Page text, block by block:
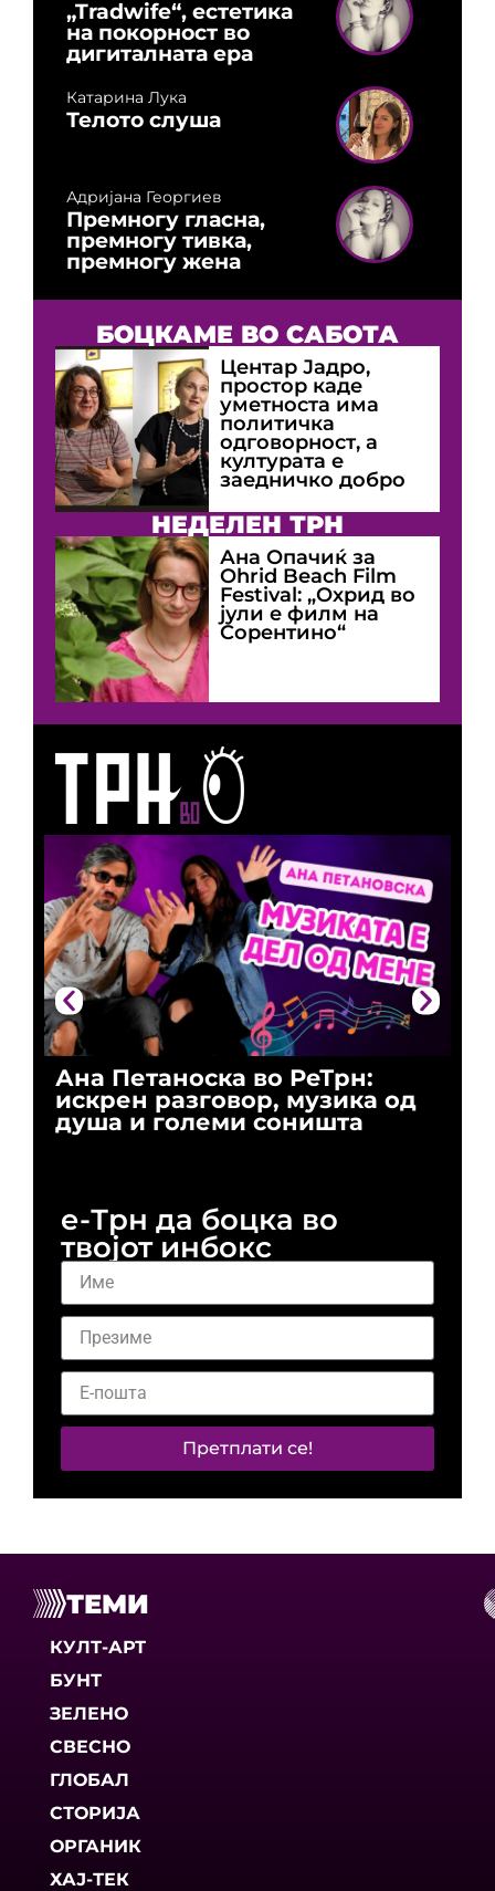
Ана Петаноска во РеТрн:
искрен разговор, музика од
душа и големи соништа
„Tradwife“, естетика
на покорност во
дигиталната ера
Катарина Лука
Телото слуша
Адријана Георгиев
Премногу гласна,
премногу тивка,
премногу жена
БОЦКАМЕ ВО САБОТА
Центар Јадро,
простор каде
уметноста има
политичка
одговорност, а
културата е
заедничко добро
НЕДЕЛЕН ТРН
Ана Опачиќ за
Оhrid Beach Film
Festival: „Охрид во
јули е филм на
Сорентино“
е-Трн да боцка во
твојот инбокс
Претплати се!
ТЕМИ
КУЛТ-АРТ
БУНТ
ЗЕЛЕНО
СВЕСНО
ГЛОБАЛ
СТОРИЈА
ОРГАНИК
ХАЈ-ТЕК